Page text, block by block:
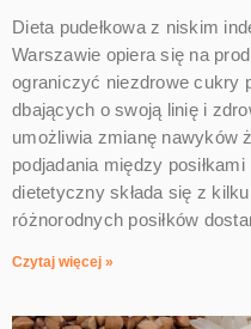
Dieta pudełkowa z niskim
Warszawie opiera się na
ograniczyć niezdrowe cukry
dbających o swoją linię i
umożliwia zmianę nawyków
podjadania między
dietetyczny składa się z
różnorodnych posiłków
Czytaj więcej »